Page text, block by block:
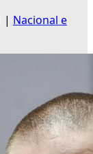
| Nacional e